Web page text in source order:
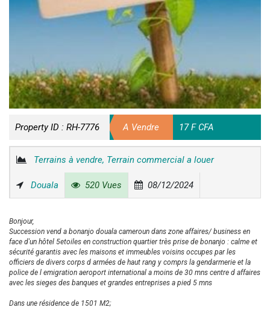
Property ID : RH-7776 A Vendre 17 F CFA
Terrains à vendre, Terrain commercial a louer
Douala 520 Vues 08/12/2024
Bonjour,
Succession vend a bonanjo douala cameroun dans zone affaires/ business en
face d'un hôtel 5etoiles en construction quartier très prise de bonanjo : calme et
sécurité garantis avec les maisons et immeubles voisins occupes par les
officiers de divers corps d armées de haut rang y comprs la gendarmerie et la
police de l emigration aeroport international a moins de 30 mns centre d affaires
avec les sieges des banques et grandes entreprises a pied 5 mns
Dans une résidence de 1501 M2;